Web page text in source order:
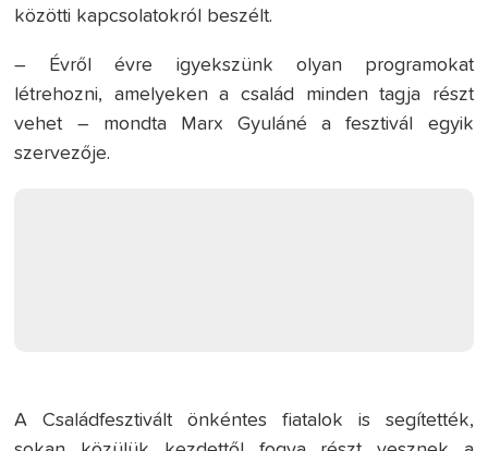
közötti kapcsolatokról beszélt.
– Évről évre igyekszünk olyan programokat
létrehozni, amelyeken a család minden tagja részt
vehet – mondta Marx Gyuláné a fesztivál egyik
szervezője.
A Családfesztivált önkéntes fiatalok is segítették,